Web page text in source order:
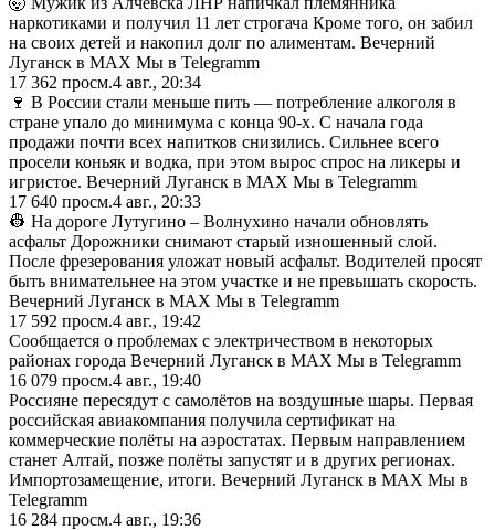
наркотиками и получил 11 лет строгача Кроме того, он забил
на своих детей и накопил долг по алиментам. Вечерний
Луганск в MAX Мы в Telegramm
17 362 просм.4 авг., 20:34
🍷 В России стали меньше пить — потребление алкоголя в
стране упало до минимума с конца 90-х. С начала года
продажи почти всех напитков снизились. Сильнее всего
просели коньяк и водка, при этом вырос спрос на ликеры и
игристое. Вечерний Луганск в MAX Мы в Telegramm
17 640 просм.4 авг., 20:33
👷 На дороге Лутугино – Волнухино начали обновлять
асфальт Дорожники снимают старый изношенный слой.
После фрезерования уложат новый асфальт. Водителей просят
быть внимательнее на этом участке и не превышать скорость.
Вечерний Луганск в MAX Мы в Telegramm
17 592 просм.4 авг., 19:42
Сообщается о проблемах с электричеством в некоторых
районах города Вечерний Луганск в MAX Мы в Telegramm
16 079 просм.4 авг., 19:40
Россияне пересядут с самолётов на воздушные шары. Первая
российская авиакомпания получила сертификат на
коммерческие полёты на аэростатах. Первым направлением
станет Алтай, позже полёты запустят и в других регионах.
Импортозамещение, итоги. Вечерний Луганск в MAX Мы в
Telegramm
16 284 просм.4 авг., 19:36